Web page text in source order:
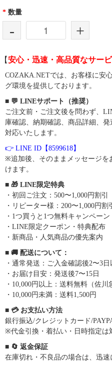
* 数量
- +
【安心・迅速・高品質なサー
COZAKA.NETでは、お客様に安
グ環境を提供しております。
■ 💬 LINEサポート（推奨）
ご注文前・ご注文後を問わず、
庫確認、納期確認、商品詳細、
対応いたします。
👉 LINE ID【8599618】
※追加後、そのままメッセージを
けます。
■ 🎁 LINE限定特典
・初回ご注文：500〜1,000円割引
・リピーター様：200〜1,000円割引
・1つ買うと1つ無料キャンペーン
・LINE限定クーポン・特典配布
・新商品・人気商品の優先案内
■ 🚚 配送について：
・通常発送：ご入金確認後2〜3日
・お届け目安：発送後7〜15日
・10,000円以上：送料無料（佐川
・10,000円未満：送料1,500円
■ 💳 お支払い方法
銀行振込/クレジットカード/
※代金引換・着払い・日時指定は
■ 🔄 返金保証
在庫切れ・不良品の場合は、迅速